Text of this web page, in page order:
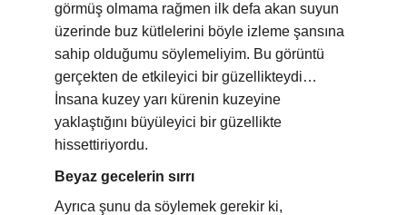
görmüş olmama rağmen ilk defa akan suyun
üzerinde buz kütlelerini böyle izleme şansına
sahip olduğumu söylemeliyim. Bu görüntü
gerçekten de etkileyici bir güzellikteydi…
İnsana kuzey yarı kürenin kuzeyine
yaklaştığını büyüleyici bir güzellikte
hissettiriyordu.
Beyaz gecelerin sırrı
Ayrıca şunu da söylemek gerekir ki,